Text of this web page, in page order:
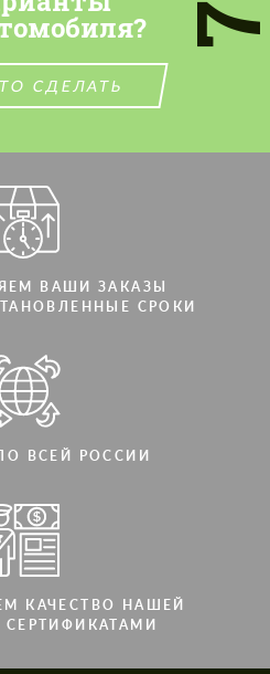
СДЕЛАТЬ
ВАШИ ЗАКАЗЫ
СРОКИ
ВСЕЙ РОССИИ
КАЧЕСТВО НАШЕЙ
СО МНОЙ
на вашем языке
СО МНОЙ